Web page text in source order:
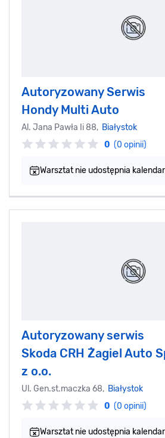
Autoryzowany Serwis
Hondy Multi Auto
Al. Jana Pawła Ii 88, Białystok
0 (0 opinii)
Warsztat nie udostępnia
Autoryzowany serwis
Skoda CRH Żagiel Auto
z o.o.
Ul. Gen.st.maczka 68, Białystok
0 (0 opinii)
Warsztat nie udostępnia